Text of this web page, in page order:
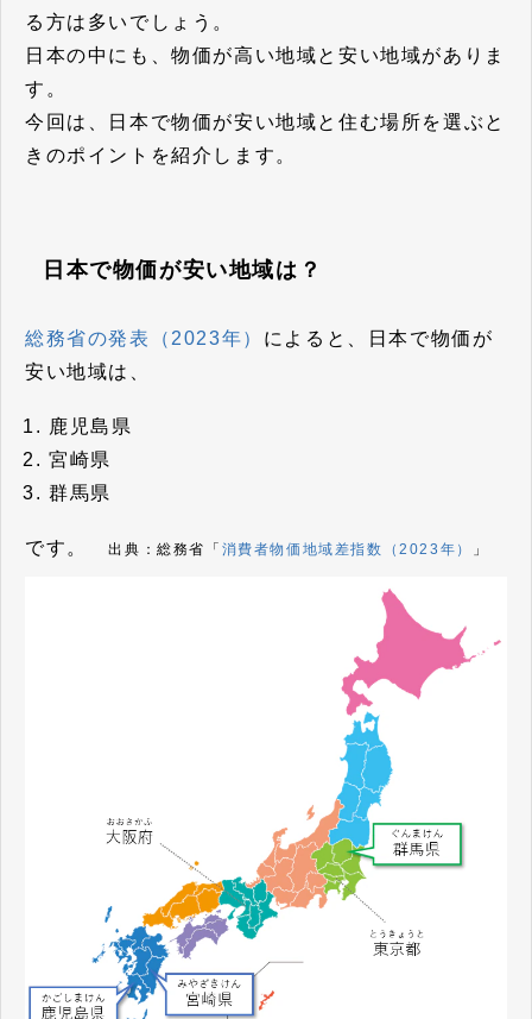
る方は多いでしょう。
日本の中にも、物価が高い地域と安い地域がありま
す。
今回は、日本で物価が安い地域と住む場所を選ぶと
きのポイントを紹介します。
日本で物価が安い地域は？
総務省の発表（2023年） によると、日本で物価が
安い地域は、
鹿児島県
宮崎県
群馬県
です。出典：総務省「 消費者物価地域差指数（2023年） 」